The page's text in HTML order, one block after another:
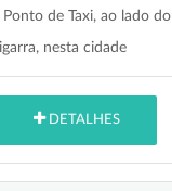
Ponto de Taxi, ao lado do
nesta cidade
DETALHES